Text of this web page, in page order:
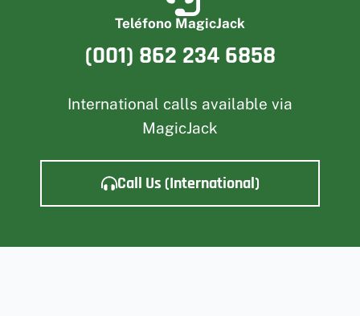
Teléfono MagicJack
(001) 862 234 6858
International calls available via
MagicJack
Call Us (International)